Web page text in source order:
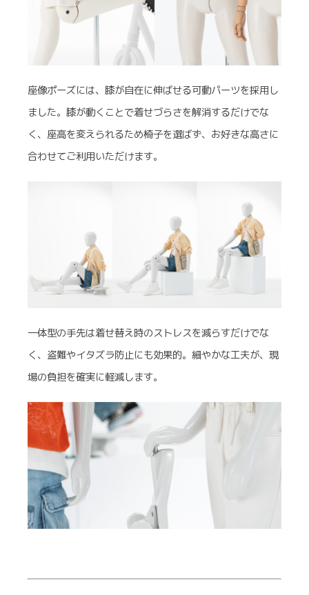
座像ポーズには、膝が自在に伸ばせる可動パーツを採用し
ました。膝が動くことで着せづらさを解消するだけでな
く、座高を変えられるため椅子を選ばず、お好きな高さに
合わせてご利用いただけます。
一体型の手先は着せ替え時のストレスを減らすだけでな
く、盗難やイタズラ防止にも効果的。細やかな工夫が、現
場の負担を確実に軽減します。